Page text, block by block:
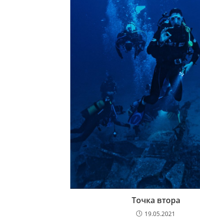
Точка втора
19.05.2021